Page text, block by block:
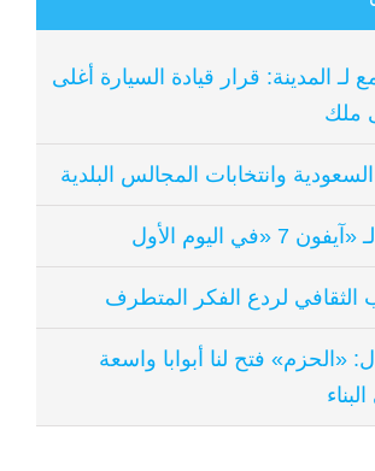
لـ المدينة: قرار قيادة السيارة أغلى
ملك
وانتخابات المجالس البلدية
اليوم الأول
الثقافي لردع الفكر المتطرف
«الحزم» فتح لنا أبوابا واسعة